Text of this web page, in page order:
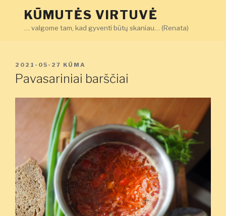
KŪMUTĖS VIRTUVĖ
… valgome tam, kad gyventi būtų skaniau… (Renata)
PASKELBTA
2021-05-27 KŪMA
Pavasariniai barščiai